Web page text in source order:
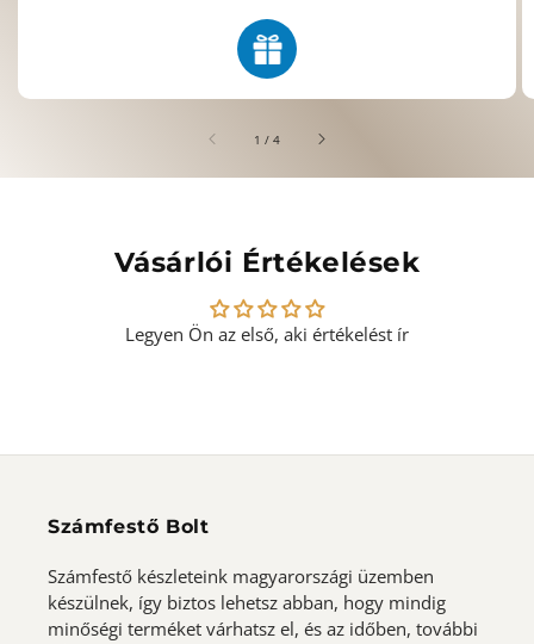
1 / /4
Vásárlói Értékelések
Legyen Ön az első, aki értékelést ír
Számfestő Bolt
Számfestő készleteink magyarországi üzemben
készülnek, így biztos lehetsz abban, hogy mindig
minőségi terméket várhatsz el, és az időben, további